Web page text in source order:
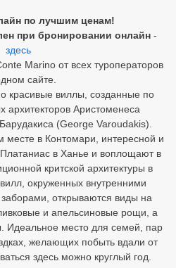
по лучшим ценам!
при бронировании онлайн -
здесь
Marino от всех туроператоров
сайте.
красивые виллы, созданные по
архитекторов Аристоменеса
(George Varoudakis).
в Контомари, интересной и
в Ханье и воплощают в
критской архитектуры в
окруженных внутренними
открываются виды на
и апельсиновые рощи, а
Идеальное место для семей, пар
желающих побыть вдали от
здесь можно круглый год.